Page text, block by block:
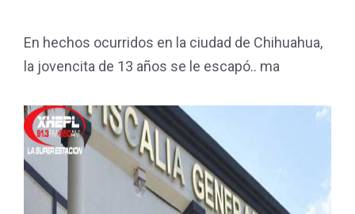
En hechos ocurridos en la ciudad de Chihuahua,
la jovencita de 13 años se le escapó.. ma